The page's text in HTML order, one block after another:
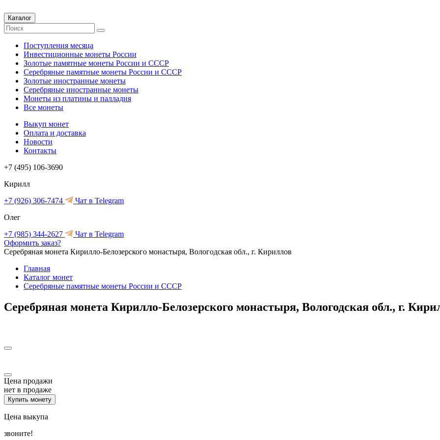
Каталог
Поступления месяца
Инвестиционные монеты России
Золотые памятные монеты России и СССР
Серебряные памятные монеты России и СССР
Золотые иностранные монеты
Серебряные иностранные монеты
Монеты из платины и палладия
Все монеты
Выкуп монет
Оплата и доставка
Новости
Контакты
+7 (495) 106-3690
Кирилл
+7 (926) 306-7474
Чат в Telegram
Олег
+7 (985) 344-2627
Чат в Telegram
Оформить заказ?
Серебряная монета Кирилло-Белозерского монастыря, Вологодская обл., г. Кириллов
Главная
Каталог монет
Серебряные памятные монеты России и СССР
Серебряная монета Кирилло-Белозерского монастыря, Вологодская обл., г.
Цена продажи
нет в продаже
Купить монету
Цена выкупа
звоните!